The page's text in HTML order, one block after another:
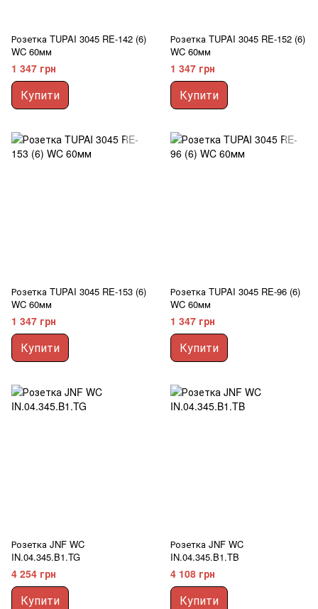
Розетка TUPAI 3045 RE-142 (6)
WC 60мм
1 347 грн
Купити
Розетка TUPAI 3045 RE-152 (6)
WC 60мм
1 347 грн
Купити
Розетка TUPAI 3045 RE-153 (6)
WC 60мм
1 347 грн
Купити
Розетка TUPAI 3045 RE-96 (6)
WC 60мм
1 347 грн
Купити
Розетка JNF WC
IN.04.345.B1.TG
4 254 грн
Купити
Розетка JNF WC
IN.04.345.B1.TB
4 108 грн
Купити